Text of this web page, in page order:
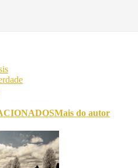
Mais do autor